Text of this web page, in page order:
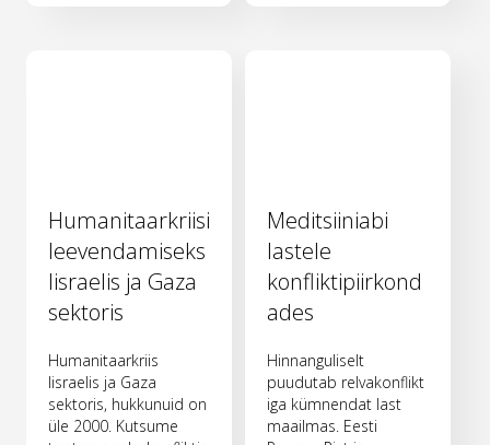
Humanitaarkriisi
leevendamiseks
Iisraelis ja Gaza
sektoris
Humanitaarkriis
Iisraelis ja Gaza
sektoris, hukkunuid on
üle 2000. Kutsume
Meditsiiniabi
lastele
konfliktipiirkond
ades
Hinnanguliselt
puudutab relvakonflikt
iga kümnendat last
maailmas. Eesti